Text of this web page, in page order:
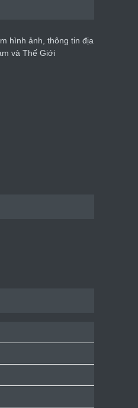
quốc gia
Việt Nam 24/04/2020
hình ảnh, thông tin địa
và Thế Giới